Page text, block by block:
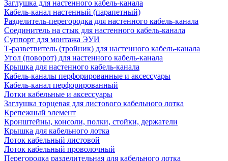
Заглушка для настенного кабель-канала
Кабель-канал настенный (парапетный)
Разделитель-перегородка для настенного кабель-канала
Соединитель на стык для настенного кабель-канала
Суппорт для монтажа ЭУИ
Т-разветвитель (тройник) для настенного кабель-канала
Угол (поворот) для настенного кабель-канала
Крышка для настенного кабель-канала
Кабель-каналы перфорированные и аксессуары
Кабель-канал перфорированный
Лотки кабельные и аксессуары
Заглушка торцевая для листового кабельного лотка
Крепежный элемент
Кронштейны, консоли, полки, стойки, держатели
Крышка для кабельного лотка
Лоток кабельный листовой
Лоток кабельный проволочный
Перегородка разделительная для кабельного лотка